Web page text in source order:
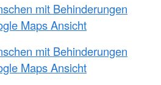
mit Behinderungen
Maps Ansicht
mit Behinderungen
Maps Ansicht